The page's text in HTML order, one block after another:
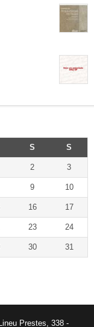
S S
2 3
9 10
16 17
23 24
30 31
Prestes, 338 -